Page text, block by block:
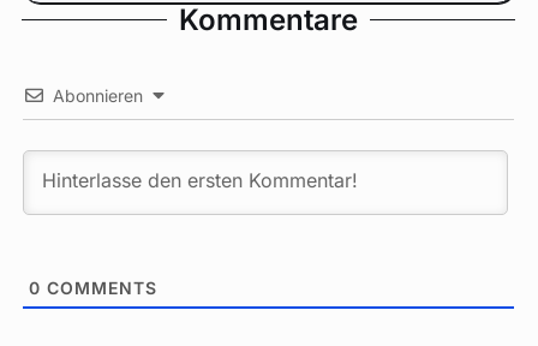
Kommentare
Abonnieren
0 COMMENTS